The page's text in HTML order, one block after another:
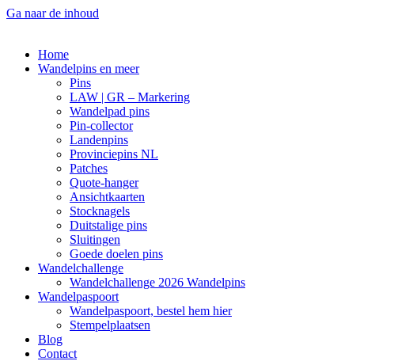
Ga naar de inhoud
Home
Wandelpins en meer
Pins
LAW | GR – Markering
Wandelpad pins
Pin-collector
Landenpins
Provinciepins NL
Patches
Quote-hanger
Ansichtkaarten
Stocknagels
Duitstalige pins
Sluitingen
Goede doelen pins
Wandelchallenge
Wandelchallenge 2026 Wandelpins
Wandelpaspoort
Wandelpaspoort, bestel hem hier
Stempelplaatsen
Blog
Contact